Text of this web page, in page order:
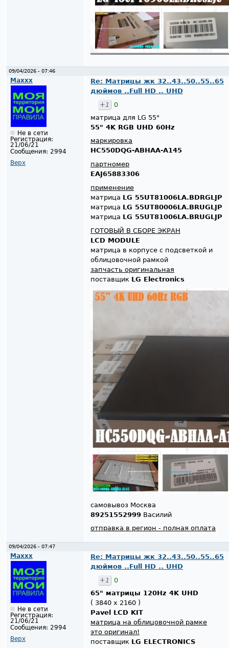
09/04/2026 - 07:46
Maxxx
Не в сети
Регистрация:
21/06/21
Сообщения: 2994
Верх
Re: Матрицы жк 32..43..50..55..65
дюймов ..Full HD .. UHD
+1
0
матрица для LG 55"
55" 4K RGB UHD 60Hz
маркировка
HC550DQG-ABHAA-A145
партномер
EAJ65883306
применение
матрица LG 55UT81006LA.BDRGLJP
матрица LG 55UT80006LA.BRUGLJP
матрица LG 55UT81006LA.BRUGLJP
ГОТОВЫЙ В СБОРЕ ЭКРАН
LCD MODULE
матрица в корпусе с подсветкой и
облицовочной рамкой
запчасть оригинальная
поставщик LG Electronics
самовывоз Москва
89251552999 Василий
отправка в регион - полная оплата
09/04/2026 - 07:47
Maxxx
Не в сети
Регистрация:
21/06/21
Сообщения: 2994
Верх
Re: Матрицы жк 32..43..50..55..65
дюймов ..Full HD .. UHD
+1
0
65" матрицы 120Hz 4K UHD
( 3840 x 2160 )
Pavel LCD KIT
матрица на облицовочной рамке
это оригинал!
поставщик LG ELECTRONICS